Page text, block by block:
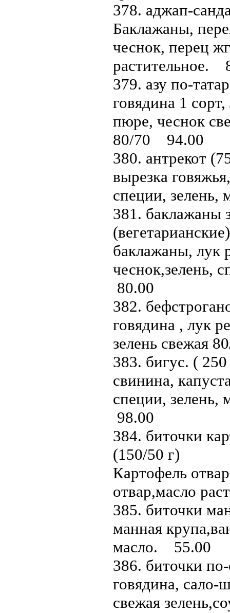
378. аджап-
Баклажаны,
чеснок, перец
растительное.
379. азу по-
говядина 1
пюре, чеснок
80/70 94.00
380. антрекот
вырезка
специи,
381. баклажаны
баклажаны, лук
чеснок,зелень,
80.00
382.
говядина , лук
зелень свежая
383. бигус. ( 250
свинина,
специи, зелень,
98.00
384. биточки
(150/50 г)
Картофель
отвар,масло
385. биточки
манная
масло. 55.00
386. биточки
говядина, сало-
свежая